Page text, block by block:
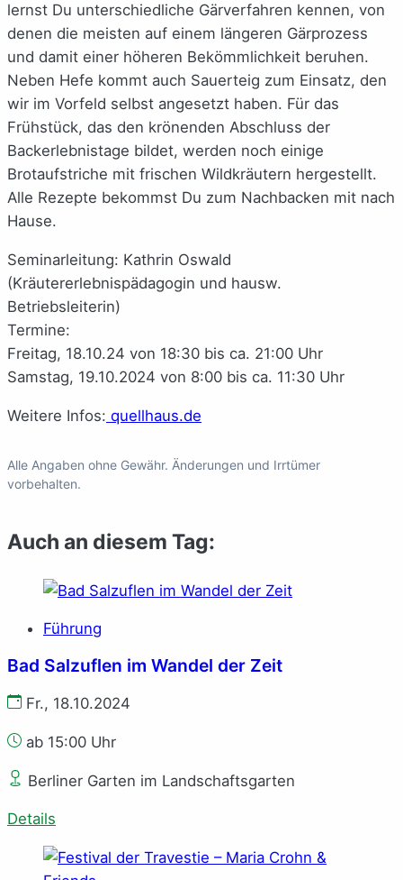
lernst Du unterschiedliche Gärverfahren kennen, von
denen die meisten auf einem längeren Gärprozess
und damit einer höheren Bekömmlichkeit beruhen.
Neben Hefe kommt auch Sauerteig zum Einsatz, den
wir im Vorfeld selbst angesetzt haben. Für das
Frühstück, das den krönenden Abschluss der
Backerlebnistage bildet, werden noch einige
Brotaufstriche mit frischen Wildkräutern hergestellt.
Alle Rezepte bekommst Du zum Nachbacken mit nach
Hause.
Seminarleitung: Kathrin Oswald
(Kräutererlebnispädagogin und hausw.
Betriebsleiterin)
Termine:
Freitag, 18.10.24 von 18:30 bis ca. 21:00 Uhr
Samstag, 19.10.2024 von 8:00 bis ca. 11:30 Uhr
Weitere Infos: quellhaus.de
Alle Angaben ohne Gewähr. Änderungen und Irrtümer
vorbehalten.
Auch an diesem Tag:
Führung
Bad Salzuflen im Wandel der Zeit
Fr., 18.10.2024
ab 15:00 Uhr
Berliner Garten im Landschaftsgarten
Details